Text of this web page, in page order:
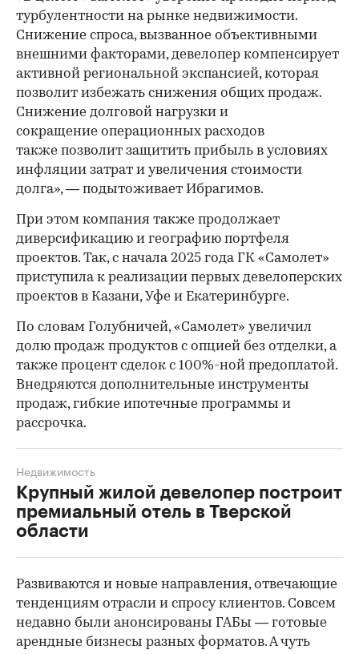
турбулентности на рынке недвижимости.
Снижение спроса, вызванное объективными
внешними факторами, девелопер компенсирует
активной региональной экспансией, которая
позволит избежать снижения общих продаж.
Снижение долговой нагрузки и
сокращение операционных расходов
также позволит защитить прибыль в условиях
инфляции затрат и увеличения стоимости
долга», — подытоживает Ибрагимов.
При этом компания также продолжает
диверсификацию и географию портфеля
проектов. Так, с начала 2025 года ГК «Самолет»
приступила к реализации первых девелоперских
проектов в Казани, Уфе и Екатеринбурге.
По словам Голубничей, «Самолет» увеличил
долю продаж продуктов с опцией без отделки, а
также процент сделок с 100%-ной предоплатой.
Внедряются дополнительные инструменты
продаж, гибкие ипотечные программы и
рассрочка.
Крупный жилой девелопер построит
премиальный отель в Тверской
области
Недвижимость
Развиваются и новые направления, отвечающие
тенденциям отрасли и спросу клиентов. Совсем
недавно были анонсированы ГАБы — готовые
арендные бизнесы разных форматов. А чуть